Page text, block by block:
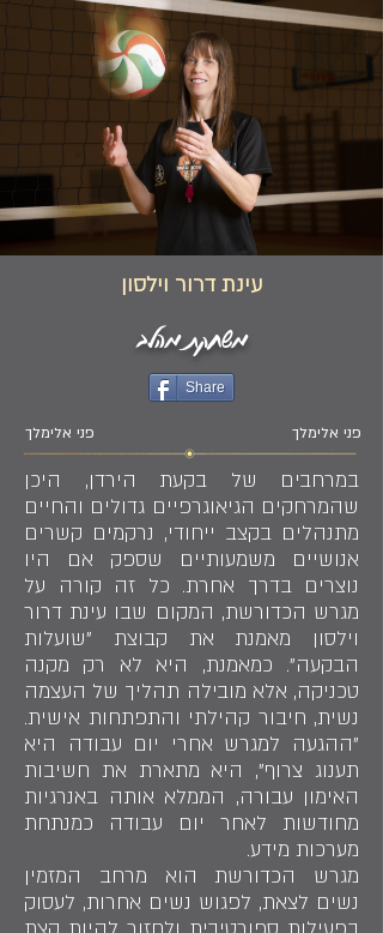
עינת דרור וילסון
משחקת מהלב
Share
פני אלימלך פני אלימלך
במרחבים של בקעת הירדן, היכן
שהמרחקים הגיאוגרפיים גדולים והחיים
מתנהלים בקצב ייחודי, נרקמים קשרים
אנושיים משמעותיים שספק אם היו
נוצרים בדרך אחרת. כל זה קורה על
מגרש הכדורשת, המקום שבו עינת דרור
וילסון מאמנת את קבוצת "שועלות
הבקעה". כמאמנת, היא לא רק מקנה
טכניקה, אלא מובילה תהליך של העצמה
נשית, חיבור קהילתי והתפתחות אישית.
"ההגעה למגרש אחרי יום עבודה היא
תענוג צרוף", היא מתארת את חשיבות
האימון עבורה, הממלא אותה באנרגיות
מחודשות לאחר יום עבודה כמנתחת
מערכות מידע.
מגרש הכדורשת הוא מרחב המזמין
נשים לצאת, לפגוש נשים אחרות, לעסוק